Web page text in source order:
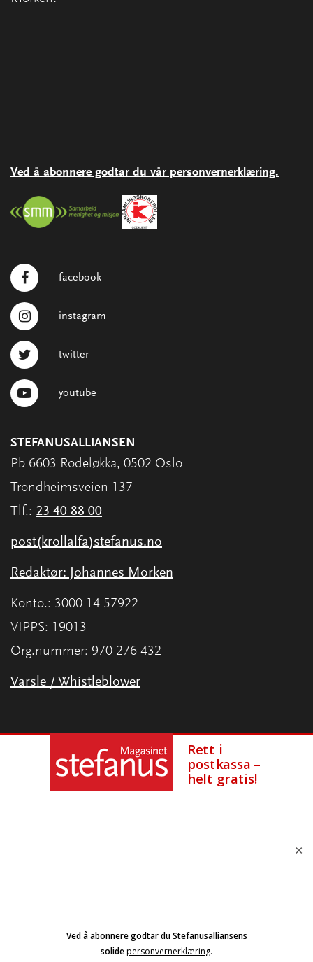
Ved å abonnere godtar du vår personvernerklæring.
facebook
instagram
twitter
youtube
STEFANUSALLIANSEN
Pb 6603 Rodeløkka, 0502 Oslo
Trondheimsveien 137
Tlf.: 23 40 88 00
post(krollalfa)stefanus.no
Redaktør: Johannes Morken
Konto.: 3000 14 57922
VIPPS: 19013
Org.nummer: 970 276 432
Varsle / Whistleblower
×